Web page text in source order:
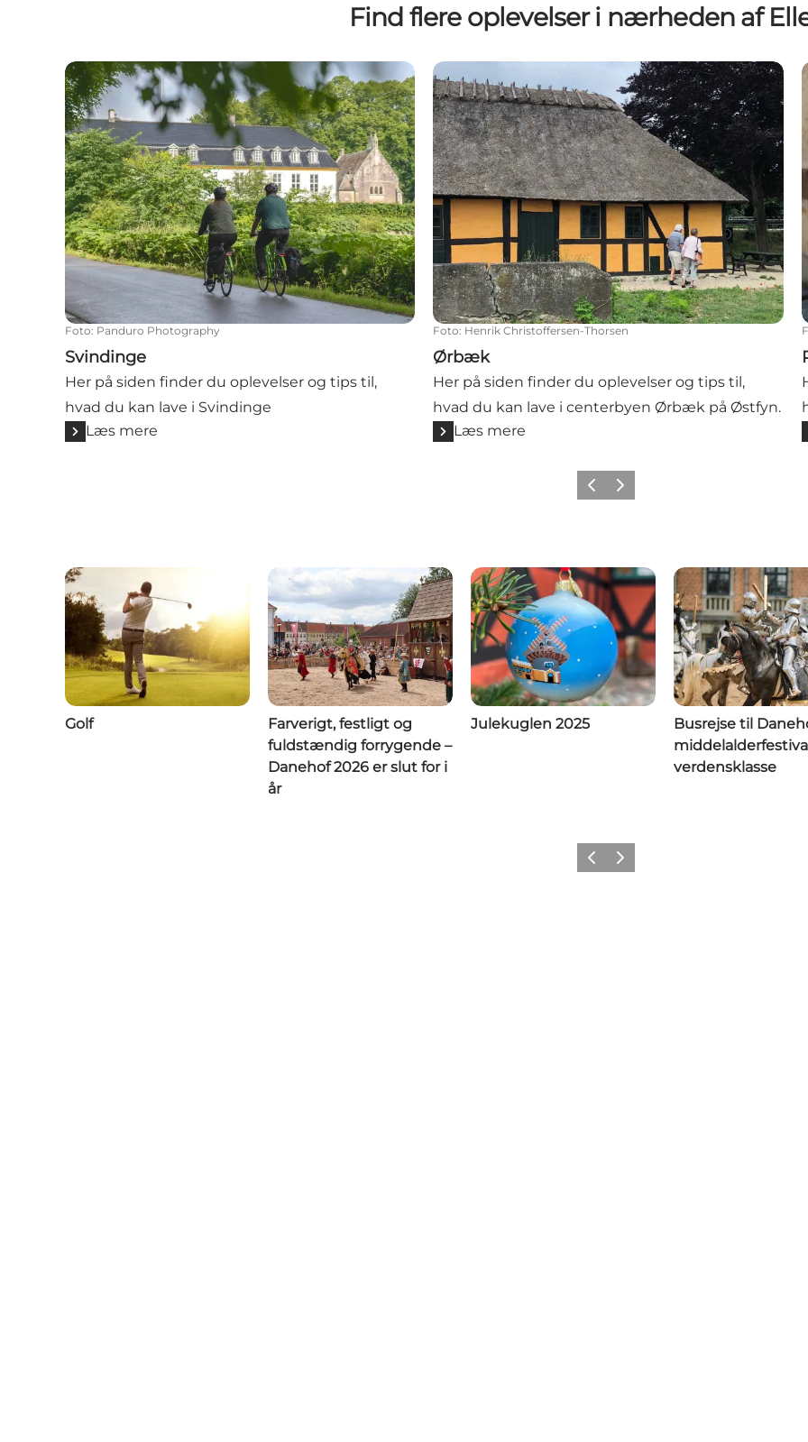
Find flere oplevelser i nærheden af
Svindinge
Foto: Panduro Photography
Svindinge
Her på siden finder du oplevelser og tips til,
hvad du kan lave i Svindinge
Læs mere
Ørbæk
Foto: Henrik Christoffersen-Thorsen
Ørbæk
Her på siden finder du oplevelser og tips til,
hvad du kan lave i centerbyen Ørbæk på Østfyn.
Læs mere
ForrigeNæste
Golf
Farverigt, festligt og
fuldstændig forrygende –
Danehof 2026 er slut for i
år
Julekuglen 2025
Busrejse til
verdensklasse
ForrigeNæste